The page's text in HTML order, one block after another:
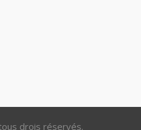
drois réservés.